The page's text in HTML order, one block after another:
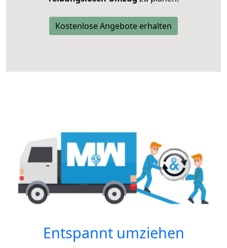
Kostenlose Angebote erhalten
Entspannt umziehen